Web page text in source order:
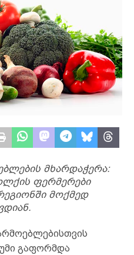
მხარდაჭერა:
ფერმერები
მოქმედ
გაფორმდა